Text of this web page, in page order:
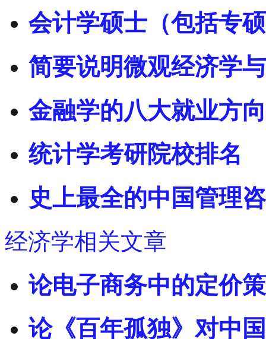
会计学硕士（包括专
简要说明微观经济学
金融学的八大就业方
统计学考研院校排名
史上最全的中国管理
经济学相关文章
论电子商务中的定价
论《百年孤独》对中